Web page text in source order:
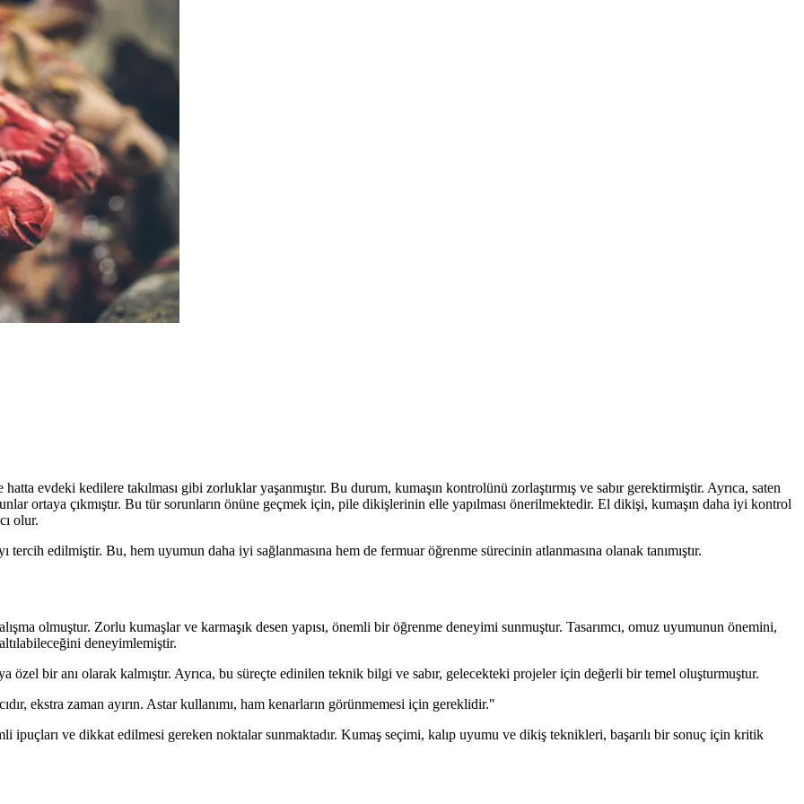
evdeki kedilere takılması gibi zorluklar yaşanmıştır. Bu durum, kumaşın kontrolünü zorlaştırmış ve sabır gerektirmiştir. Ayrıca, saten
ortaya çıkmıştır. Bu tür sorunların önüne geçmek için, pile dikişlerinin elle yapılması önerilmektedir. El dikişi, kumaşın daha iyi kontrol
olur.
tercih edilmiştir. Bu, hem uyumun daha iyi sağlanmasına hem de fermuar öğrenme sürecinin atlanmasına olanak tanımıştır.
olmuştur. Zorlu kumaşlar ve karmaşık desen yapısı, önemli bir öğrenme deneyimi sunmuştur. Tasarımcı, omuz uyumunun önemini,
deneyimlemiştir.
özel bir anı olarak kalmıştır. Ayrıca, bu süreçte edinilen teknik bilgi ve sabır, gelecekteki projeler için değerli bir temel oluşturmuştur.
ekstra zaman ayırın. Astar kullanımı, ham kenarların görünmemesi için gereklidir."
ipuçları ve dikkat edilmesi gereken noktalar sunmaktadır. Kumaş seçimi, kalıp uyumu ve dikiş teknikleri, başarılı bir sonuç için kritik